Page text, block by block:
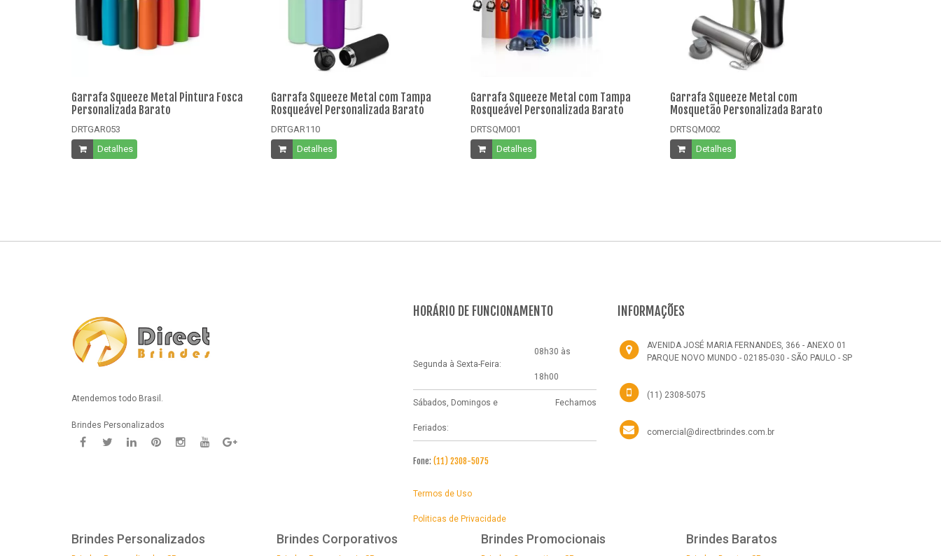
Garrafa Squeeze Metal Pintura Fosca
Personalizada Barato
DRTGAR053
Detalhes
Garrafa Squeeze Metal com Tampa
Rosqueável Personalizada Barato
DRTGAR110
Detalhes
Garrafa Squeeze Metal com Tampa
Rosqueável Personalizada Barato
DRTSQM001
Detalhes
Garrafa Squeeze Metal com
Mosquetão Personalizada Barato
DRTSQM002
Detalhes
Atendemos todo Brasil.
Brindes Personalizados
HORÁRIO DE FUNCIONAMENTO
Segunda à Sexta-Feira:
08h30 às
18h00
Sábados, Domingos e
Feriados:
Fechamos
Fone: (11) 2308-5075
Termos de Uso
Politicas de Privacidade
INFORMAÇÕES
AVENIDA JOSÉ MARIA FERNANDES, 366 - ANEXO 01
PARQUE NOVO MUNDO - 02185-030 - SÃO PAULO - SP
(11) 2308-5075
comercial@directbrindes.com.br
Brindes Personalizados Brindes Corporativos Brindes Promocionais Brindes Baratos